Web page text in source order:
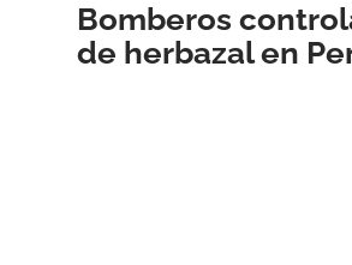
Bomberos
de herbazal en